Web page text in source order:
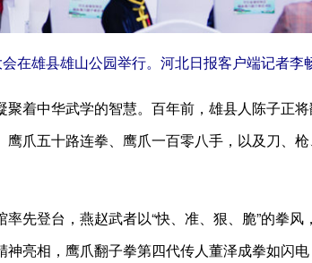
雄县雄山公园举行。河北日报客户端记者李
着中华武学的智慧。百年前，雄县人陈子正
爪五十路连拳、鹰爪一百零八手，以及刀、
登台，燕赵武者以“快、准、狠、脆”的拳风
亮相，鹰爪翻子拳第四代传人董泽成拳如闪